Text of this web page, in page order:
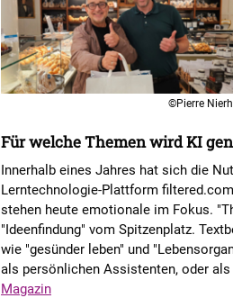
©Pierre
Für welche Themen wird KI
Innerhalb eines Jahres hat sich die
Lerntechnologie-Plattform
stehen heute emotionale im Fokus.
"Ideenfindung" vom Spitzenplatz.
wie "gesünder leben" und
als persönlichen Assistenten, oder
Magazin